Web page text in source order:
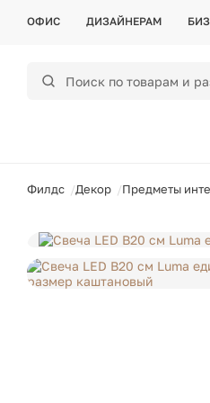
ОФИС ДИЗАЙНЕРАМ
Филдс Декор Предметы